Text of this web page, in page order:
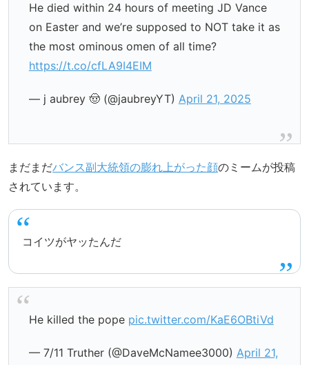
He died within 24 hours of meeting JD Vance
on Easter and we’re supposed to NOT take it as
the most ominous omen of all time?
https://t.co/cfLA9I4EIM
— j aubrey 🤠 (@jaubreyYT) April 21, 2025
まだまだバンス副大統領の膨れ上がった顔のミームが投稿
されています。
コイツがヤッたんだ
He killed the pope pic.twitter.com/KaE6OBtiVd
— 7/11 Truther (@DaveMcNamee3000) April 21,